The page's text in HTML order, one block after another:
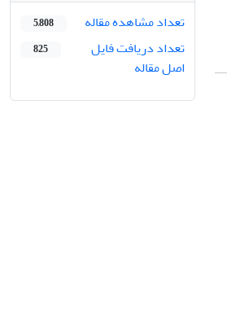
تعداد مشاهده مقاله
5,808
تعداد دریافت فایل
اصل مقاله
825